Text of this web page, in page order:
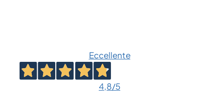
Le
opzioni
Eccellente
4,8/5